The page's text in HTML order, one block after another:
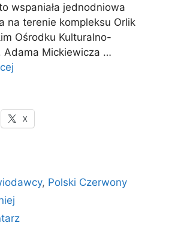
wspaniała jednodniowa
na terenie kompleksu Orlik
Ośrodku Kulturalno-
Adama Mickiewicza …
X
, Polski Czerwony